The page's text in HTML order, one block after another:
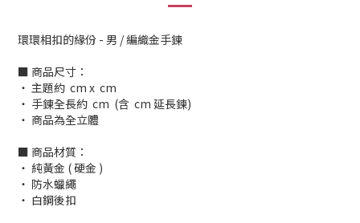
環環相扣的緣份 - 男 / 編織金手鍊
■ 商品尺寸：
‧ 主題約 cm x cm
‧ 手鍊全長約 cm (含 cm 延長鍊)
‧ 商品為全立體
■ 商品材質：
‧ 純黃金 ( 硬金 )
‧ 防水蠟繩
‧ 白鋼後扣